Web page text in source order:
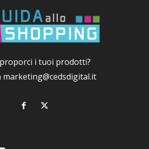
i tuoi prodotti?
marketing@cedsdigital.it